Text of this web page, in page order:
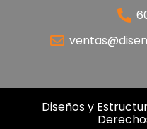
Diseños y